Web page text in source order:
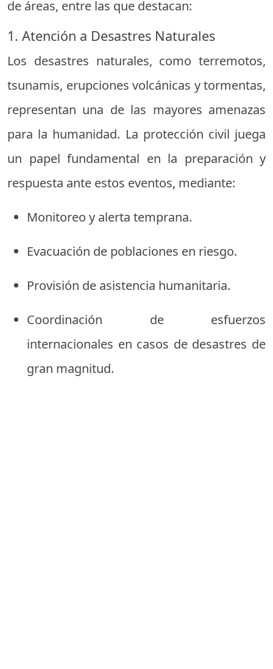
de áreas, entre las que destacan:
1. Atención a Desastres Naturales
Los desastres naturales, como terremotos,
tsunamis, erupciones volcánicas y tormentas,
representan una de las mayores amenazas
para la humanidad. La protección civil juega
un papel fundamental en la preparación y
respuesta ante estos eventos, mediante:
Monitoreo y alerta temprana.
Evacuación de poblaciones en riesgo.
Provisión de asistencia humanitaria.
Coordinación de esfuerzos
internacionales en casos de desastres de
gran magnitud.